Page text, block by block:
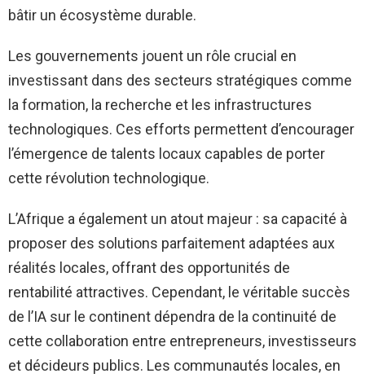
bâtir un écosystème durable.
Les gouvernements jouent un rôle crucial en
investissant dans des secteurs stratégiques comme
la formation, la recherche et les infrastructures
technologiques. Ces efforts permettent d’encourager
l’émergence de talents locaux capables de porter
cette révolution technologique.
L’Afrique a également un atout majeur : sa capacité à
proposer des solutions parfaitement adaptées aux
réalités locales, offrant des opportunités de
rentabilité attractives. Cependant, le véritable succès
de l’IA sur le continent dépendra de la continuité de
cette collaboration entre entrepreneurs, investisseurs
et décideurs publics. Les communautés locales, en